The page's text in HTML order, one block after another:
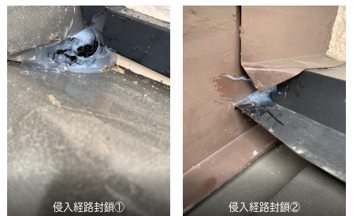
侵入経路封鎖① 侵入経路封鎖②